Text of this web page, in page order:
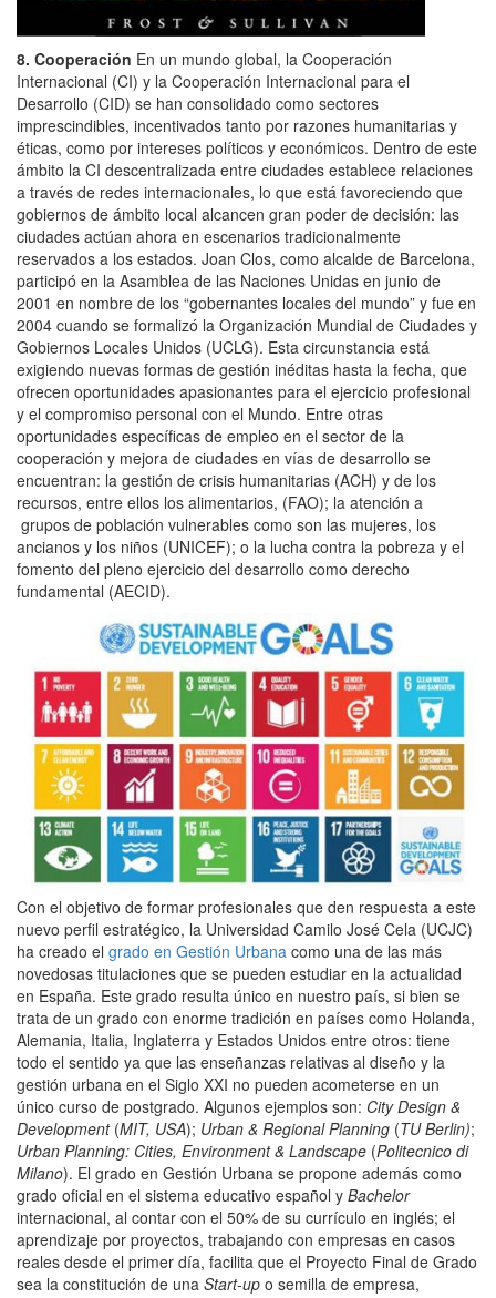
8. Cooperación En un mundo global, la Cooperación
Internacional (CI) y la Cooperación Internacional para el
Desarrollo (CID) se han consolidado como sectores
imprescindibles, incentivados tanto por razones humanitarias y
éticas, como por intereses políticos y económicos. Dentro de este
ámbito la CI descentralizada entre ciudades establece relaciones
a través de redes internacionales, lo que está favoreciendo que
gobiernos de ámbito local alcancen gran poder de decisión: las
ciudades actúan ahora en escenarios tradicionalmente
reservados a los estados. Joan Clos, como alcalde de Barcelona,
participó en la Asamblea de las Naciones Unidas en junio de
2001 en nombre de los “gobernantes locales del mundo” y fue en
2004 cuando se formalizó la Organización Mundial de Ciudades y
Gobiernos Locales Unidos (UCLG). Esta circunstancia está
exigiendo nuevas formas de gestión inéditas hasta la fecha, que
ofrecen oportunidades apasionantes para el ejercicio profesional
y el compromiso personal con el Mundo. Entre otras
oportunidades específicas de empleo en el sector de la
cooperación y mejora de ciudades en vías de desarrollo se
encuentran: la gestión de crisis humanitarias (ACH) y de los
recursos, entre ellos los alimentarios, (FAO); la atención a
grupos de población vulnerables como son las mujeres, los
ancianos y los niños (UNICEF); o la lucha contra la pobreza y el
fomento del pleno ejercicio del desarrollo como derecho
fundamental (AECID).
Con el objetivo de formar profesionales que den respuesta a este
nuevo perfil estratégico, la Universidad Camilo José Cela (UCJC)
ha creado el grado en Gestión Urbana como una de las más
novedosas titulaciones que se pueden estudiar en la actualidad
en España. Este grado resulta único en nuestro país, si bien se
trata de un grado con enorme tradición en países como Holanda,
Alemania, Italia, Inglaterra y Estados Unidos entre otros: tiene
todo el sentido ya que las enseñanzas relativas al diseño y la
gestión urbana en el Siglo XXI no pueden acometerse en un
único curso de postgrado. Algunos ejemplos son: City Design &
Development(MIT, USA); Urban & Regional Planning (TU Berlin);
Urban Planning: Cities, Environment & Landscape (Politecnico di
Milano). El grado en Gestión Urbana se propone además como
grado oficial en el sistema educativo español y Bachelor
internacional, al contar con el 50% de su currículo en inglés; el
aprendizaje por proyectos, trabajando con empresas en casos
reales desde el primer día, facilita que el Proyecto Final de Grado
sea la constitución de una Start-up o semilla de empresa,